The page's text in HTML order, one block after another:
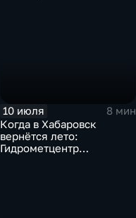
10 июля
8 мин
Когда в Хабаровск
вернётся лето:
Гидрометцентр